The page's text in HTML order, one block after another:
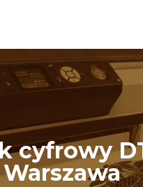
cyfrowy
Warszawa